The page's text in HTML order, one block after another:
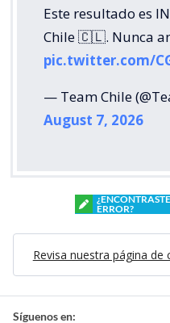
Este resultado es
Chile 🇨🇱. Nunca
pic.twitter.com/
— Team Chile
August 7, 2026
ERROR?
Revisa nuestra página de
Síguenos en: